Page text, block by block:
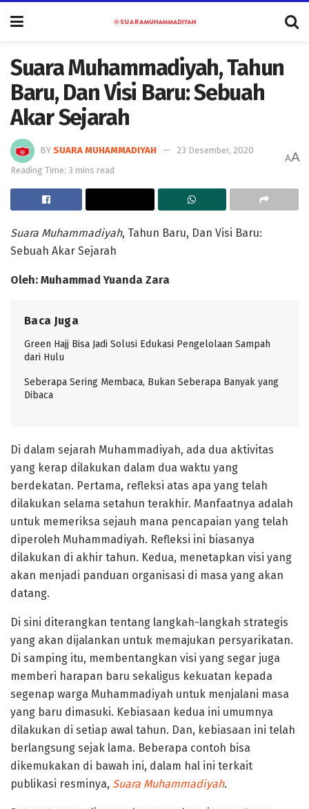
Suara Muhammadiyah, Tahun
Baru, Dan Visi Baru: Sebuah
Akar Sejarah
BY SUARA MUHAMMADIYAH
23 Desember, 2020
Reading Time: 3 mins read
AA
Suara Muhammadiyah, Tahun Baru, Dan Visi Baru:
Sebuah Akar Sejarah
Oleh: Muhammad Yuanda Zara
Baca Juga
Green Hajj Bisa Jadi Solusi Edukasi Pengelolaan Sampah
dari Hulu
Seberapa Sering Membaca, Bukan Seberapa Banyak yang
Dibaca
Di dalam sejarah Muhammadiyah, ada dua aktivitas
yang kerap dilakukan dalam dua waktu yang
berdekatan. Pertama, refleksi atas apa yang telah
dilakukan selama setahun terakhir. Manfaatnya adalah
untuk memeriksa sejauh mana pencapaian yang telah
diperoleh Muhammadiyah. Refleksi ini biasanya
dilakukan di akhir tahun. Kedua, menetapkan visi yang
akan menjadi panduan organisasi di masa yang akan
datang.
Di sini diterangkan tentang langkah-langkah strategis
yang akan dijalankan untuk memajukan persyarikatan.
Di samping itu, membentangkan visi yang segar juga
memberi harapan baru sekaligus kekuatan kepada
segenap warga Muhammadiyah untuk menjalani masa
yang baru dimasuki. Kebiasaan kedua ini umumnya
dilakukan di setiap awal tahun. Dan, kebiasaan ini telah
berlangsung sejak lama. Beberapa contoh bisa
dikemukakan di bawah ini, dalam hal ini terkait
publikasi resminya, Suara Muhammadiyah.